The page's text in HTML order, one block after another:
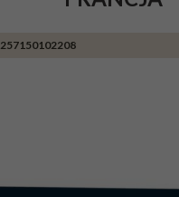
257150102208